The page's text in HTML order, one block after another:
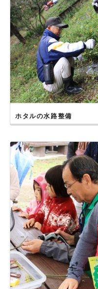
ホタルの水路整備